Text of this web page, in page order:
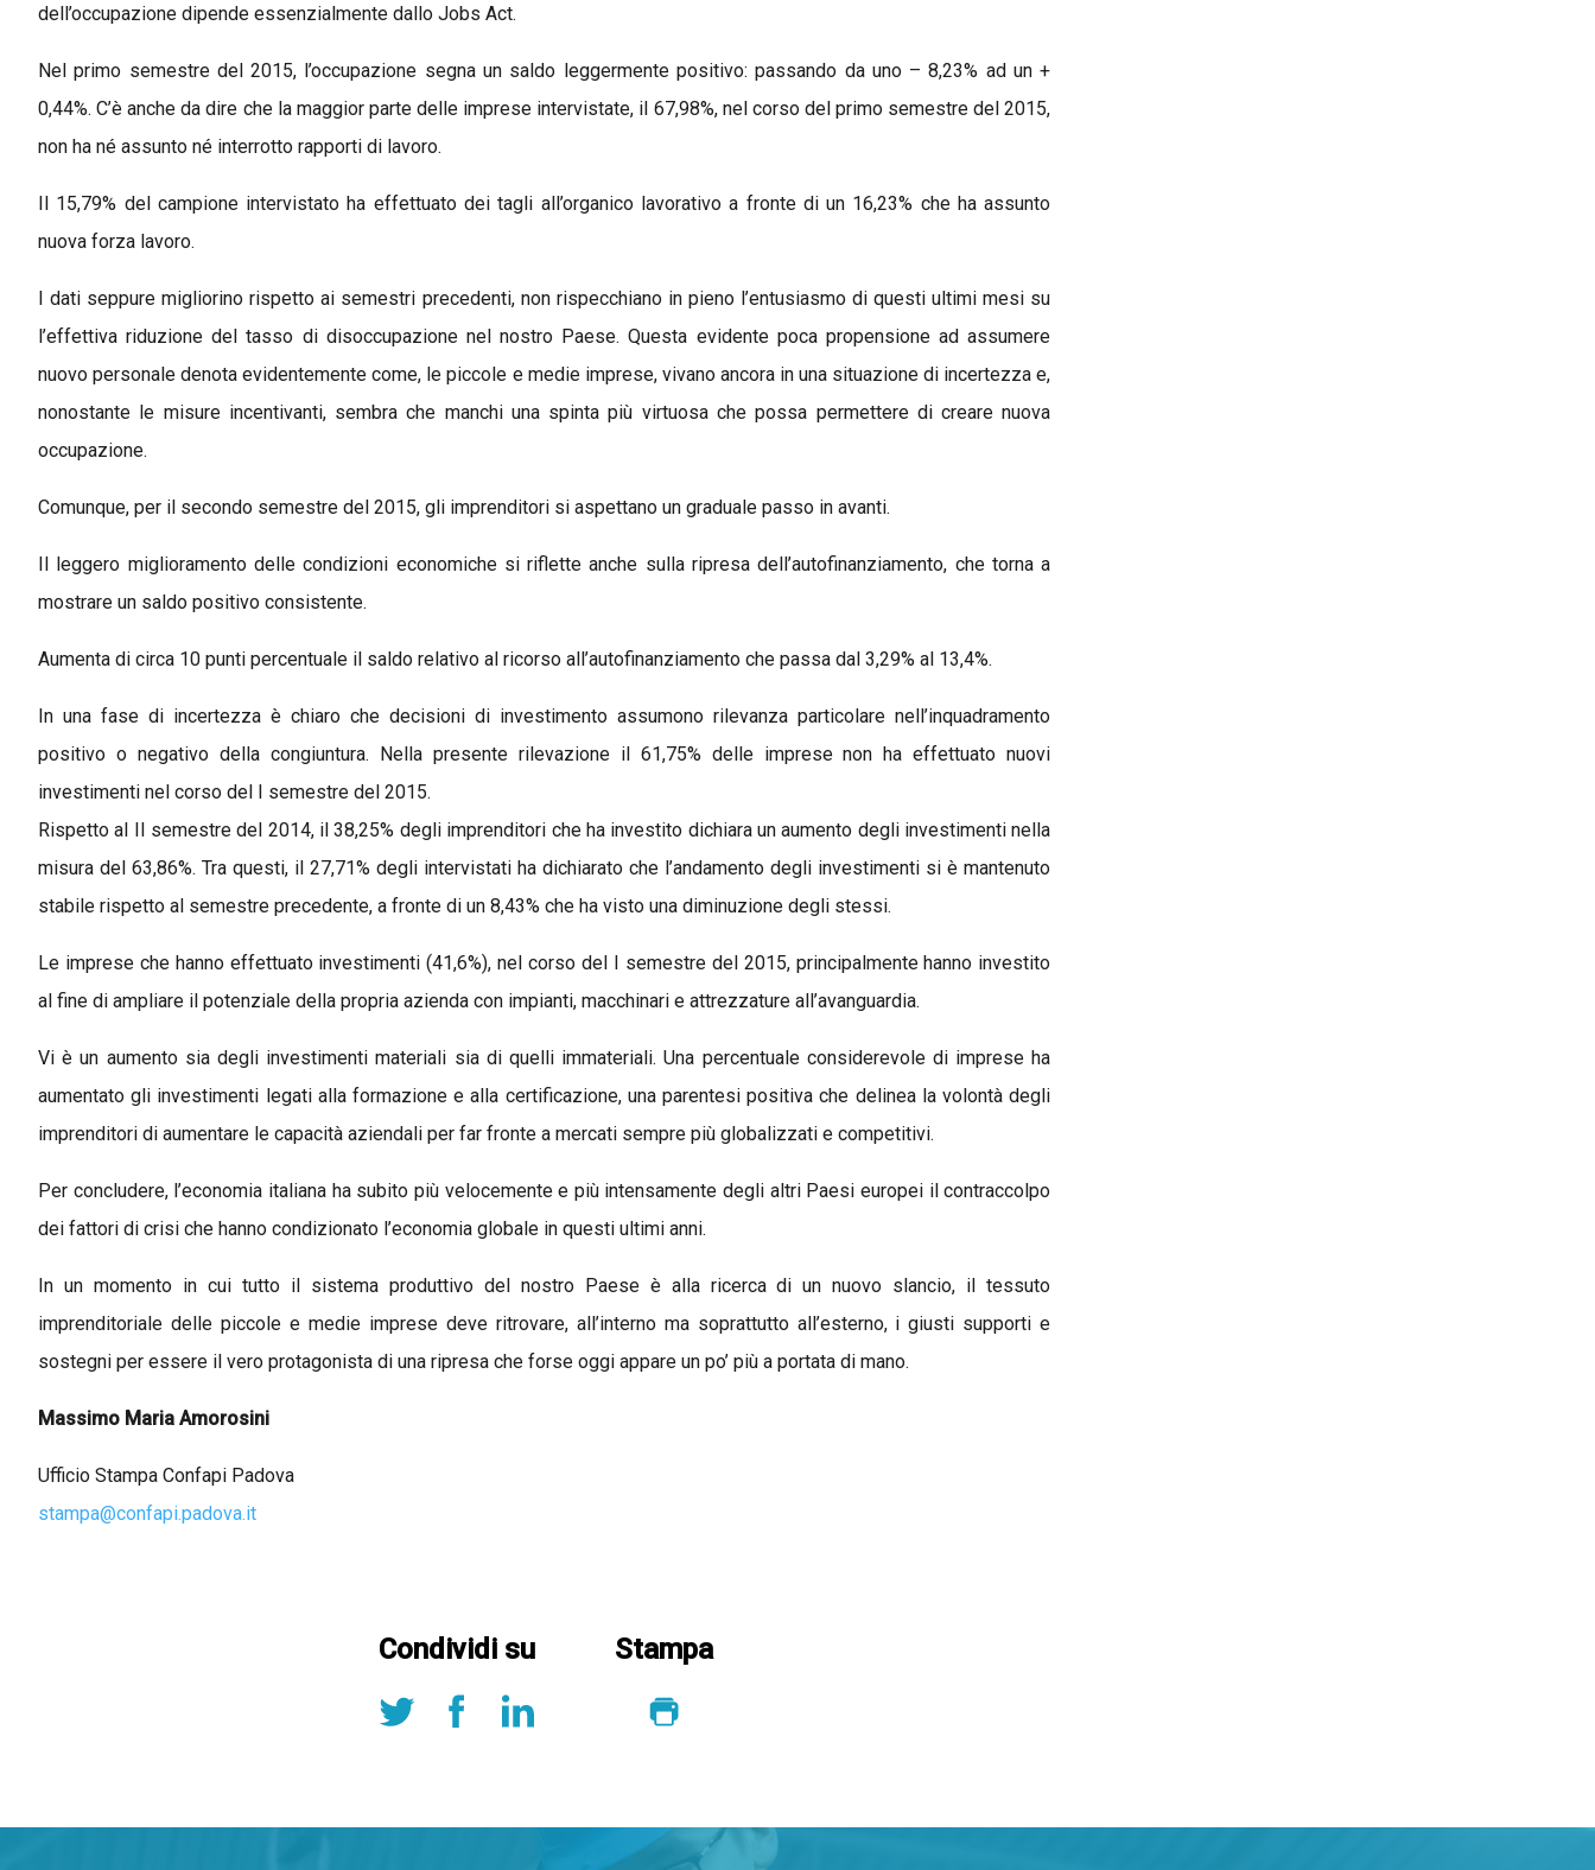
dell’occupazione dipende essenzialmente dallo Jobs Act.
Nel primo semestre del 2015, l’occupazione segna un saldo leggermente positivo: passando da uno – 8,23% ad un +
0,44%. C’è anche da dire che la maggior parte delle imprese intervistate, il 67,98%, nel corso del primo semestre del 2015,
non ha né assunto né interrotto rapporti di lavoro.
Il 15,79% del campione intervistato ha effettuato dei tagli all’organico lavorativo a fronte di un 16,23% che ha assunto
nuova forza lavoro.
I dati seppure migliorino rispetto ai semestri precedenti, non rispecchiano in pieno l’entusiasmo di questi ultimi mesi su
l’effettiva riduzione del tasso di disoccupazione nel nostro Paese. Questa evidente poca propensione ad assumere
nuovo personale denota evidentemente come, le piccole e medie imprese, vivano ancora in una situazione di incertezza e,
nonostante le misure incentivanti, sembra che manchi una spinta più virtuosa che possa permettere di creare nuova
occupazione.
Comunque, per il secondo semestre del 2015, gli imprenditori si aspettano un graduale passo in avanti.
Il leggero miglioramento delle condizioni economiche si riflette anche sulla ripresa dell’autofinanziamento, che torna a
mostrare un saldo positivo consistente.
Aumenta di circa 10 punti percentuale il saldo relativo al ricorso all’autofinanziamento che passa dal 3,29% al 13,4%.
In una fase di incertezza è chiaro che decisioni di investimento assumono rilevanza particolare nell’inquadramento
positivo o negativo della congiuntura. Nella presente rilevazione il 61,75% delle imprese non ha effettuato nuovi
investimenti nel corso del I semestre del 2015.
Rispetto al II semestre del 2014, il 38,25% degli imprenditori che ha investito dichiara un aumento degli investimenti nella
misura del 63,86%. Tra questi, il 27,71% degli intervistati ha dichiarato che l’andamento degli investimenti si è mantenuto
stabile rispetto al semestre precedente, a fronte di un 8,43% che ha visto una diminuzione degli stessi.
Le imprese che hanno effettuato investimenti (41,6%), nel corso del I semestre del 2015, principalmente hanno investito
al fine di ampliare il potenziale della propria azienda con impianti, macchinari e attrezzature all’avanguardia.
Vi è un aumento sia degli investimenti materiali sia di quelli immateriali. Una percentuale considerevole di imprese ha
aumentato gli investimenti legati alla formazione e alla certificazione, una parentesi positiva che delinea la volontà degli
imprenditori di aumentare le capacità aziendali per far fronte a mercati sempre più globalizzati e competitivi.
Per concludere, l’economia italiana ha subito più velocemente e più intensamente degli altri Paesi europei il contraccolpo
dei fattori di crisi che hanno condizionato l’economia globale in questi ultimi anni.
In un momento in cui tutto il sistema produttivo del nostro Paese è alla ricerca di un nuovo slancio, il tessuto
imprenditoriale delle piccole e medie imprese deve ritrovare, all’interno ma soprattutto all’esterno, i giusti supporti e
sostegni per essere il vero protagonista di una ripresa che forse oggi appare un po’ più a portata di mano.
Massimo Maria Amorosini
Ufficio Stampa Confapi Padova
stampa@confapi.padova.it
Condividi su Stampa